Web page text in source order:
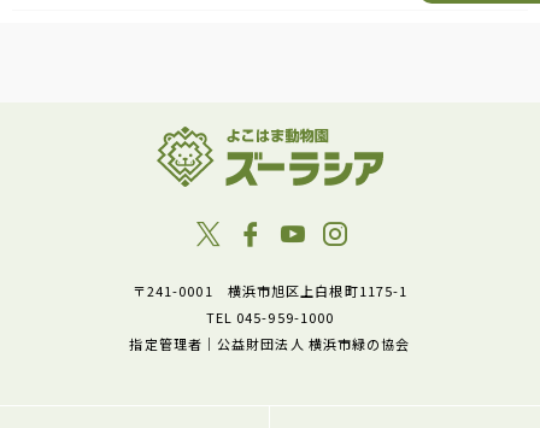
〒241-0001 横浜市旭区上白根町1175-1
TEL 045-959-1000
指定管理者｜公益財団法人 横浜市緑の協会